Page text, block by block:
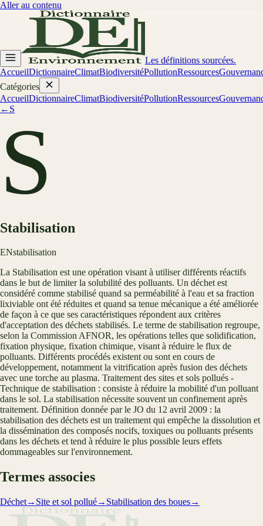
Aller au contenu
Les définitions sourcées.
AccueilDictionnaireClimatBiodiversitéPollutionRessources
Catégories
AccueilDictionnaireClimatBiodiversitéPollutionRessources
← S
S
Stabilisation
ENstabilisation
La Stabilisation est une opération visant à utiliser différents réactifs
dans le but de limiter la solubilité des polluants. Un déchet est
considéré comme stabilisé quand sa perméabilité à l'eau et sa fraction
lixiviable ont été réduites et quand sa tenue mécanique a été améliorée
de façon à ce que ses caractéristiques répondent aux critères
d'acceptation des déchets stabilisés. Le terme de stabilisation regroupe,
selon la Commission AFNOR, les opérations telles que solidification,
fixation physique, fixation chimique, visant à réduire le flux de
polluants. Différents procédés existent ou sont en cours de
développement, notamment la vitrification après fusion des déchets
avec une torche au plasma. Traitement des sites et sols pollués -
Technique de stabilisation : consiste à réduire la mobilité d'un polluant
dans le sol. La stabilisation nécessite souvent un confinement après
traitement. Définition donnée par le JO du 12 avril 2009 : la
stabilisation des déchets est un traitement qui empêche la dissolution et
la dissémination des composés nocifs, toxiques ou polluants présents
dans les déchets et tend à réduire le plus possible leurs effets
dommageables sur l'environnement.
Termes associes
Déchet→ Site et sol pollué→ Stabilisation des boues→